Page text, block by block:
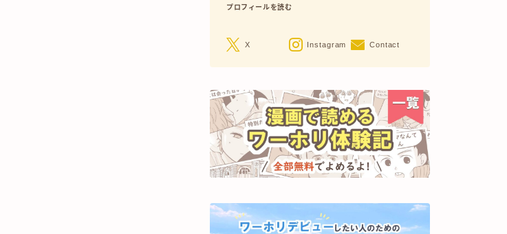
プロフィールを読む
X Instagram Contact